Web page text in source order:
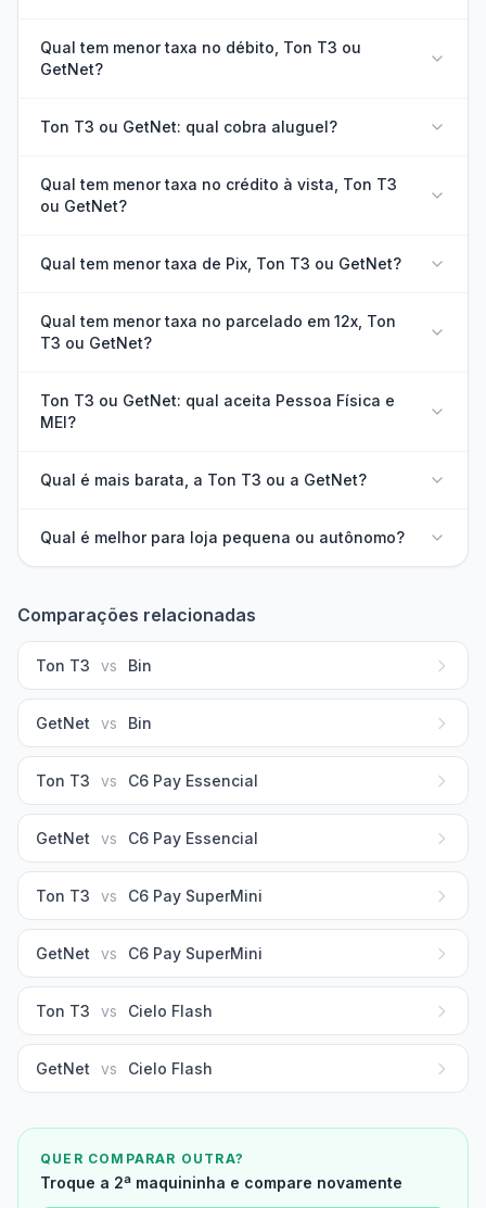
Qual tem menor taxa no débito, Ton T3 ou
GetNet?
Ton T3 ou GetNet: qual cobra aluguel?
Qual tem menor taxa no crédito à vista, Ton T3
ou GetNet?
Qual tem menor taxa de Pix, Ton T3 ou GetNet?
Qual tem menor taxa no parcelado em 12x, Ton
T3 ou GetNet?
Ton T3 ou GetNet: qual aceita Pessoa Física e
MEI?
Qual é mais barata, a Ton T3 ou a GetNet?
Qual é melhor para loja pequena ou autônomo?
Comparações relacionadas
Ton T3 vs Bin
GetNet vs Bin
Ton T3 vs C6 Pay Essencial
GetNet vs C6 Pay Essencial
Ton T3 vs C6 Pay SuperMini
GetNet vs C6 Pay SuperMini
Ton T3 vs Cielo Flash
GetNet vs Cielo Flash
QUER COMPARAR OUTRA?
Troque a 2ª maquininha e compare novamente